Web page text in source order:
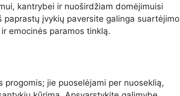
kantrybei ir nuoširdžiam domėjimuisi
įvykių paversite galinga suartėjimo
emocinės paramos tinklą.
jie puoselėjami per nuoseklią,